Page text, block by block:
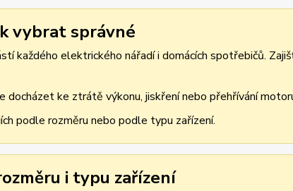
vybrat správné
každého elektrického nářadí i domácích spotřebičů.
docházet ke ztrátě výkonu, jiskření nebo přehřívání
podle rozměru nebo podle typu zařízení.
i typu zařízení